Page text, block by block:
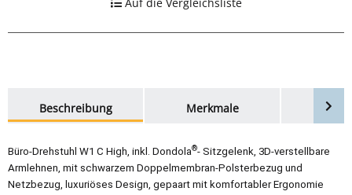
Beschreibung
Merkmale
Büro-Drehstuhl W1 C High, inkl. Dondola®- Sitzgelenk, 3D-verstellbare
Armlehnen, mit schwarzem Doppelmembran-Polsterbezug und
Netzbezug, luxuriöses Design, gepaart mit komfortabler Ergonomie